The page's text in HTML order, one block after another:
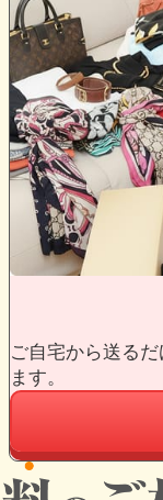
ご自宅から送る
ます。
ー
プ
リ
ン
ク